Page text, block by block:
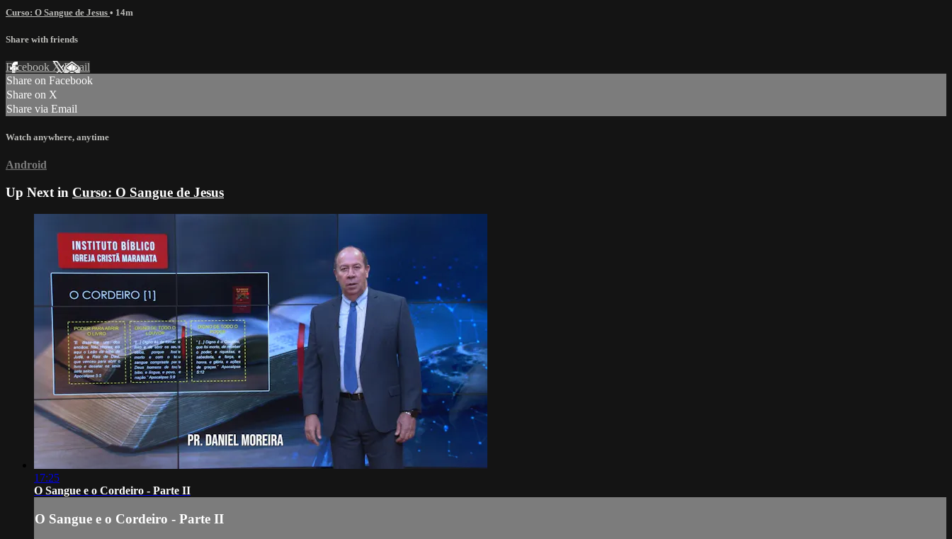
Curso: O Sangue de Jesus • 14m
Share with friends
Facebook XEmail
Share on Facebook
Share on X
Share via Email
Watch anywhere, anytime
Android
Up Next in Curso: O Sangue de Jesus
17:25
O Sangue e o Cordeiro - Parte II
O Sangue e o Cordeiro - Parte II